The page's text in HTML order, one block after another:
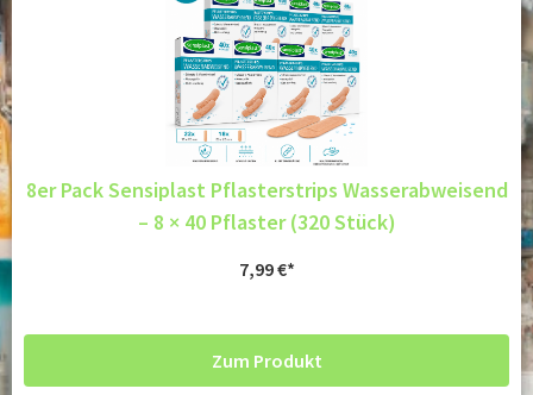
8er Pack Sensiplast Pflasterstrips Wasserabweisend
– 8 × 40 Pflaster (320 Stück)
7,99€
Zum Produkt